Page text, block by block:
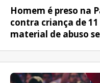
Homem é preso na
contra criança de
material de abuso